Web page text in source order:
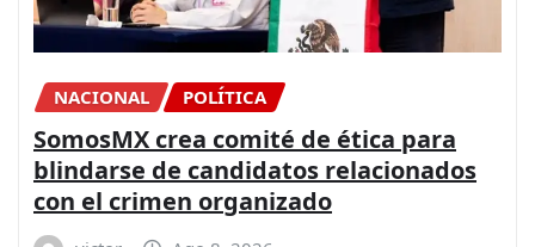
NACIONAL POLÍTICA
SomosMX crea comité de ética para
blindarse de candidatos relacionados
con el crimen organizado